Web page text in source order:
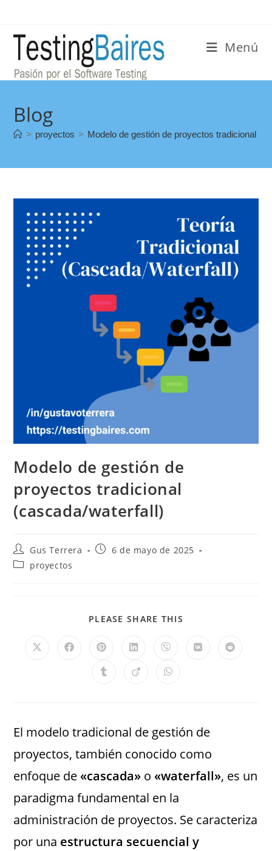
Menú
Blog
> proyectos > Modelo de gestión de proyectos tradicional
Modelo de gestión de
proyectos tradicional
(cascada/waterfall)
Gus Terrera
6 de mayo de 2025
proyectos
PLEASE SHARE THIS
El modelo tradicional de gestión de
proyectos, también conocido como
enfoque de«cascada» o«waterfall», es un
paradigma fundamental en la
administración de proyectos. Se caracteriza
por una estructura secuencial y